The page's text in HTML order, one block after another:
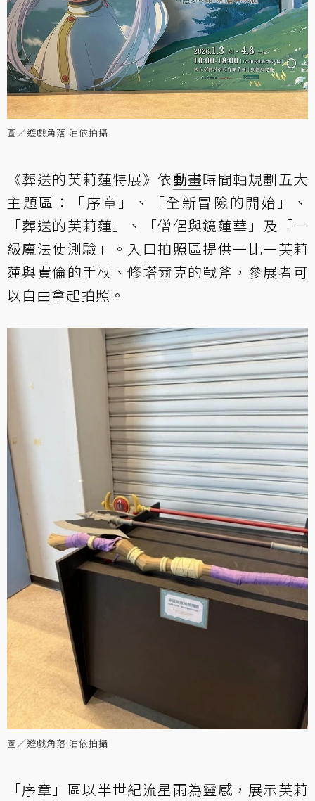
圖／遊戲角落 油依拍攝
《葬送的芙莉蓮特展》依動畫時間軸規劃五大
主題區：「序章」、「全新冒險的開始」、
「葬送的芙莉蓮」、「僧侶與鏡蓮華」及「一
級魔法使測驗」。入口拍照區提供一比一芙莉
蓮與費倫的手杖、修塔爾克的戰斧，參展者可
以自由拿起拍照。
圖／遊戲角落 油依拍攝
「序章」區以半世紀流星雨為靈感，展示芙莉